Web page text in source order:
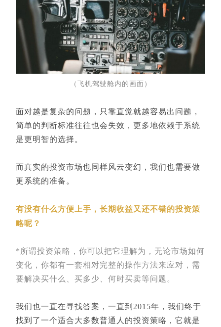
（飞机驾驶舱内的画面）
面对越是复杂的问题，只靠直觉就越容易出问题，
简单的判断标准往往也会失效，更多地依赖于系统
是更明智的选择。
而真实的投资市场也同样风云变幻，我们也需要做
更系统的准备。
有没有什么方便上手，长期收益又还不错的投资策
略呢？
*所谓投资策略，你可以把它理解为，无论市场如何
变化，你都有一套相对完整的操作方法来应对，需
要解决买什么、买多少、何时买卖等问题。
我们也一直在寻找答案，一直到2015年，我们终于
找到了一个适合大多数普通人的投资策略，它就是